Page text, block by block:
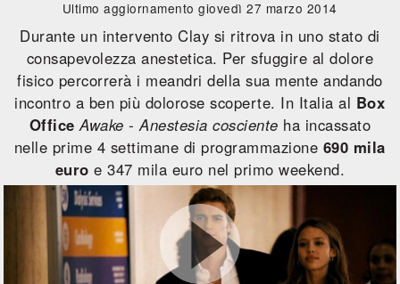
Ultimo aggiornamento giovedì 27 marzo 2014
Durante un intervento Clay si ritrova in uno stato di
consapevolezza anestetica. Per sfuggire al dolore
fisico percorrerà i meandri della sua mente andando
incontro a ben più dolorose scoperte. In Italia al Box
Office Awake - Anestesia cosciente ha incassato
nelle prime 4 settimane di programmazione 690 mila
euro e 347 mila euro nel primo weekend.